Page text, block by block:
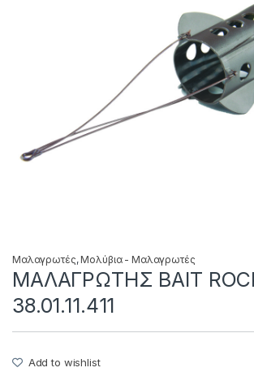
Μαλαγρωτές,Μολύβια - Μαλαγρωτές
ΜΑΛΑΓΡΩΤΗΣ BAIT
38.01.11.411
Add to wishlist